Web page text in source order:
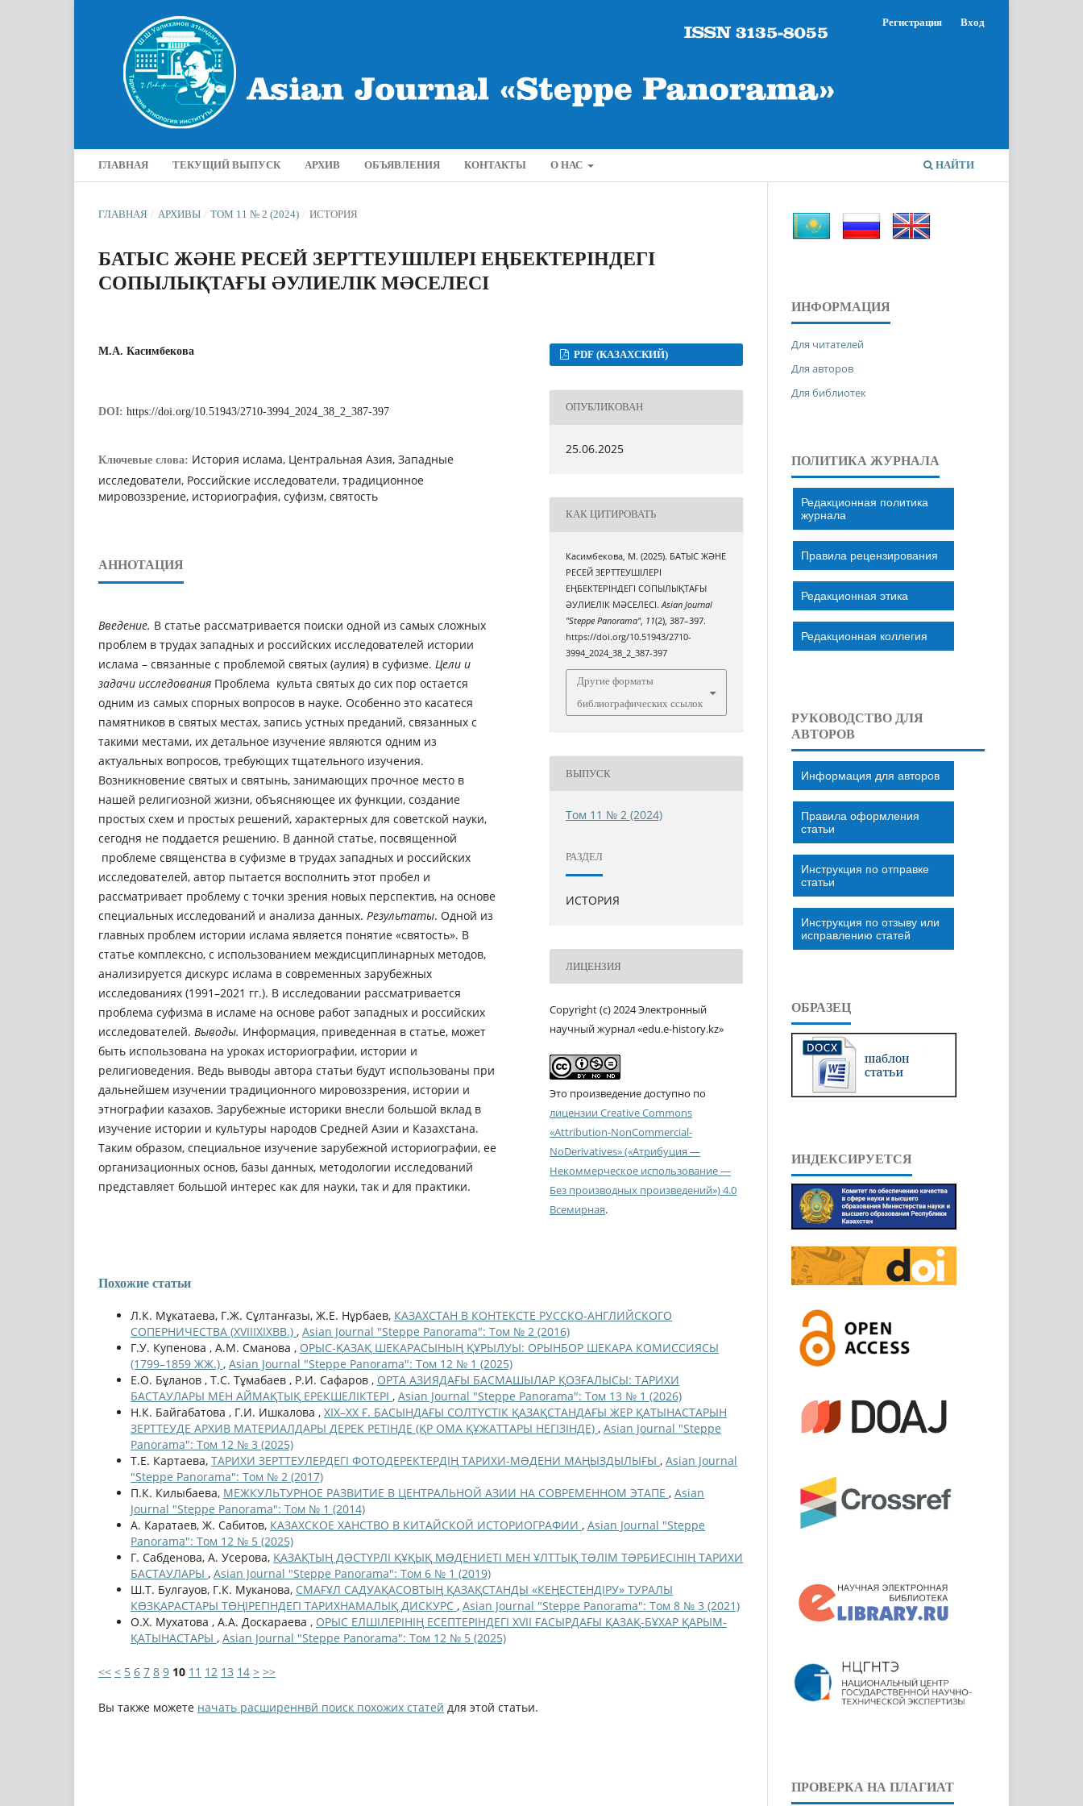
ГЛАВНАЯ ТЕКУЩИЙ ВЫПУСК АРХИВ ОБЪЯВЛЕНИЯ КОНТАКТЫ О НАС НАЙТИ
Регистрация Вход
ГЛАВНАЯ / АРХИВЫ / ТОМ 11 № 2 (2024) / ИСТОРИЯ
БАТЫС ЖӘНЕ РЕСЕЙ ЗЕРТТЕУШІЛЕРІ ЕҢБЕКТЕРІНДЕГІ
СОПЫЛЫҚТАҒЫ ӘУЛИЕЛІК МӘСЕЛЕСІ
М.А. Касимбекова
DOI: https://doi.org/10.51943/2710-3994_2024_38_2_387-397
Ключевые слова: История ислама, Центральная Азия, Западные
исследователи, Российские исследователи, традиционное
мировоззрение, историография, суфизм, святость
АННОТАЦИЯ
Введение. В статье рассматривается поиски одной из самых сложных
проблем в трудах западных и российских исследователей истории
ислама – связанные с проблемой святых (аулия) в суфизме. Цели и
задачи исследования Проблема культа святых до сих пор остается
одним из самых спорных вопросов в науке. Особенно это касатеся
памятников в святых местах, запись устных преданий, связанных с
такими местами, их детальное изучение являются одним из
актуальных вопросов, требующих тщательного изучения.
Возникновение святых и святынь, занимающих прочное место в
нашей религиозной жизни, объясняющее их функции, создание
простых схем и простых решений, характерных для советской науки,
сегодня не поддается решению. В данной статье, посвященной
проблеме священства в суфизме в трудах западных и российских
исследователей, автор пытается восполнить этот пробел и
рассматривает проблему с точки зрения новых перспектив, на основе
специальных исследований и анализа данных. Результаты. Одной из
главных проблем истории ислама является понятие «святость». В
статье комплексно, с использованием междисциплинарных методов,
анализируется дискурс ислама в современных зарубежных
исследованиях (1991–2021 гг.). В исследовании рассматривается
проблема суфизма в исламе на основе работ западных и российских
исследователей. Выводы. Информация, приведенная в статье, может
быть использована на уроках историографии, истории и
религиоведения. Ведь выводы автора статьи будут использованы при
дальнейшем изучении традиционного мировоззрения, истории и
этнографии казахов. Зарубежные историки внесли большой вклад в
изучение истории и культуры народов Средней Азии и Казахстана.
Таким образом, специальное изучение зарубежной историографии, ее
организационных основ, базы данных, методологии исследований
представляет большой интерес как для науки, так и для практики.
PDF (КАЗАХСКИЙ)
ОПУБЛИКОВАН
25.06.2025
КАК ЦИТИРОВАТЬ
Касимбекова, М. (2025). БАТЫС ЖӘНЕ
РЕСЕЙ ЗЕРТТЕУШІЛЕРІ
ЕҢБЕКТЕРІНДЕГІ СОПЫЛЫҚТАҒЫ
ӘУЛИЕЛІК МӘСЕЛЕСІ.Asian Journal
"Steppe Panorama", 11(2), 387–397.
https://doi.org/10.51943/2710-
3994_2024_38_2_387-397
Другие форматы
библиографических ссылок
ВЫПУСК
Том 11 № 2 (2024)
РАЗДЕЛ
ИСТОРИЯ
ЛИЦЕНЗИЯ
Copyright (c) 2024 Электронный
научный журнал «edu.e-history.kz»
Это произведение доступно по
лицензии Creative Commons
«Attribution-NonCommercial-
NoDerivatives» («Атрибуция —
Некоммерческое использование —
Без производных произведений») 4.0
Всемирная.
Похожие статьи
Л.К. Мұкатаева, Г.Ж. Сұлтанғазы, Ж.Е. Нұрбаев, КАЗАХСТАН В КОНТЕКСТЕ РУССКО-АНГЛИЙСКОГО
СОПЕРНИЧЕСТВА (XVIIIXIXВВ.) , Asian Journal "Steppe Panorama": Том № 2 (2016)
Г.У. Купенова , А.М. Сманова , ОРЫС-ҚАЗАҚ ШЕКАРАСЫНЫҢ ҚҰРЫЛУЫ: ОРЫНБОР ШЕКАРА КОМИССИЯСЫ
(1799–1859 ЖЖ.) , Asian Journal "Steppe Panorama": Том 12 № 1 (2025)
Е.О. Бұланов , Т.С. Тұмабаев , Р.И. Сафаров , ОРТА АЗИЯДАҒЫ БАСМАШЫЛАР ҚОЗҒАЛЫСЫ: ТАРИХИ
БАСТАУЛАРЫ МЕН АЙМАҚТЫҚ ЕРЕКШЕЛІКТЕРІ , Asian Journal "Steppe Panorama": Том 13 № 1 (2026)
Н.К. Байгабатова , Г.И. Ишкалова , ХІХ–ХХ Ғ. БАСЫНДАҒЫ СОЛТҮСТІК ҚАЗАҚСТАНДАҒЫ ЖЕР ҚАТЫНАСТАРЫН
ЗЕРТТЕУДЕ АРХИВ МАТЕРИАЛДАРЫ ДЕРЕК РЕТІНДЕ (ҚР ОМА ҚҰЖАТТАРЫ НЕГІЗІНДЕ) , Asian Journal "Steppe
Panorama": Том 12 № 3 (2025)
Т.Е. Картаева, ТАРИХИ ЗЕРТТЕУЛЕРДЕГІ ФОТОДЕРЕКТЕРДІҢ ТАРИХИ-МƏДЕНИ МАҢЫЗДЫЛЫҒЫ , Asian Journal
"Steppe Panorama": Том № 2 (2017)
П.К. Килыбаева, МЕЖКУЛЬТУРНОЕ РАЗВИТИЕ В ЦЕНТРАЛЬНОЙ АЗИИ НА СОВРЕМЕННОМ ЭТАПЕ , Asian
Journal "Steppe Panorama": Том № 1 (2014)
А. Каратаев, Ж. Сабитов, КАЗАХСКОЕ ХАНСТВО В КИТАЙСКОЙ ИСТОРИОГРАФИИ , Asian Journal "Steppe
Panorama": Том 12 № 5 (2025)
Г. Сабденова, А. Усерова, ҚАЗАҚТЫҢ ДƏСТҮРЛІ ҚҰҚЫҚ МƏДЕНИЕТІ МЕН ҰЛТТЫҚ ТƏЛІМ ТƏРБИЕСІНІҢ ТАРИХИ
БАСТАУЛАРЫ , Asian Journal "Steppe Panorama": Том 6 № 1 (2019)
Ш.Т. Булгауов, Г.К. Муканова, СМАҒҰЛ САДУАҚАСОВТЫҢ ҚАЗАҚСТАНДЫ «КЕҢЕСТЕНДІРУ» ТУРАЛЫ
КӨЗҚАРАСТАРЫ ТӨҢIРЕГIНДЕГI ТАРИХНАМАЛЫҚ ДИСКУРС , Asian Journal "Steppe Panorama": Том 8 № 3 (2021)
О.Х. Мухатова , А.А. Доскараева , ОРЫС ЕЛШІЛЕРІНІҢ ЕСЕПТЕРІНДЕГІ XVII ҒАСЫРДАҒЫ ҚАЗАҚ-БҰХАР ҚАРЫМ-
ҚАТЫНАСТАРЫ , Asian Journal "Steppe Panorama": Том 12 № 5 (2025)
<< < 5 6 7 8 9 10 11 12 13 14 > >>
Вы также можете начать расширеннвй поиск похожих статей для этой статьи.
ИНФОРМАЦИЯ
Для читателей
Для авторов
Для библиотек
ПОЛИТИКА ЖУРНАЛА
Редакционная политика
журнала
Правила рецензирования
Редакционная этика
Редакционная коллегия
РУКОВОДСТВО ДЛЯ
АВТОРОВ
Информация для авторов
Правила оформления
статьи
Инструкция по отправке
статьи
Инструкция по отзыву или
исправлению статей
ОБРАЗЕЦ
ИНДЕКСИРУЕТСЯ
ПРОВЕРКА НА ПЛАГИАТ